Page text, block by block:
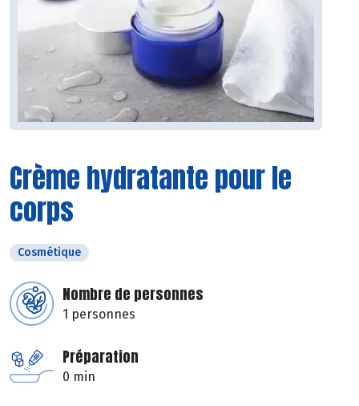
Crème hydratante pour le
corps
Cosmétique
Nombre de personnes
1 personnes
Préparation
0 min